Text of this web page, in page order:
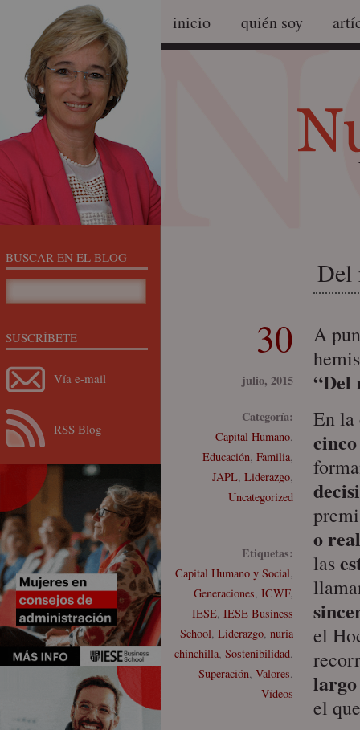
inicio quién soy
Del
30
julio, 2015
Categoría:
Capital Humano,
Educación, Familia,
JAPL, Liderazgo,
Uncategorized
Etiquetas:
Capital Humano y Social,
Generaciones, ICWF,
IESE, IESE Business
School, Liderazgo, nuria
chinchilla, Sostenibilidad,
Superación, Valores,
Vídeos
A
“Del
En la
o
las
el
el
BUSCAR EN EL BLOG
SUSCRÍBETE
Vía e-mail
RSS Blog